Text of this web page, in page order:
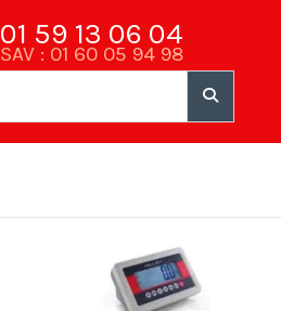
01 59 13 06 04
SAV : 01 60 05 94 98